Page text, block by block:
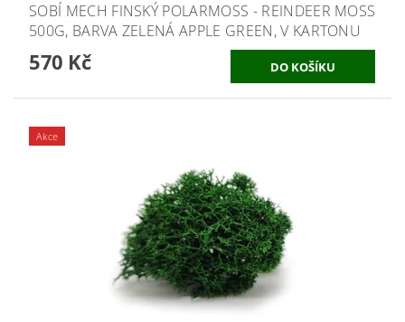
SOBÍ MECH FINSKÝ POLARMOSS - REINDEER MOSS
500G, BARVA ZELENÁ APPLE GREEN, V KARTONU
570 Kč
Akce